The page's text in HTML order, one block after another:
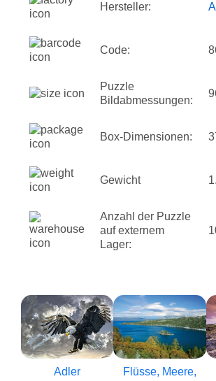
Hersteller:
Code:
Puzzle
Bildabmessungen:
Box-Dimensionen:
Gewicht
Anzahl der Puzzle
auf externem
Lager:
Adler
Flüsse, Meere,